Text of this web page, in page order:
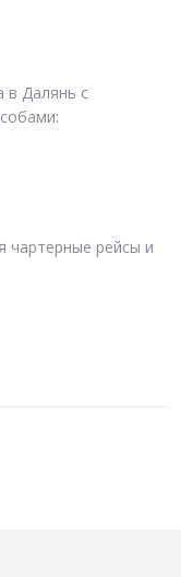
в Далянь с
чартерные рейсы и